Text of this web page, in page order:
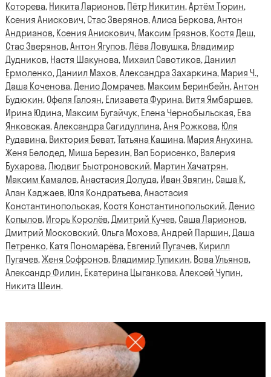
Которева, Никита Ларионов, Пётр Никитин,Артём Тюрин,
Ксения Анискович, Стас Зверянов,Алиса Беркова,Антон
Андрианов, Ксения Анискович, Максим Грязнов, Костя Деш,
Стас Зверянов,Антон Ягупов,Лёва Ловушка, Владимир
Дудников, Настя Шакунова, Михаил Савотиков,Даниил
Ермоленко,Даниил Махов,Александра Захаркина, Мария Ч.,
Даша Коченова,Денис Домрачев, Максим Беринбейн,Антон
Будюкин, Офеля Галоян, Елизавета Фурина, Витя Ямбаршев,
Ирина Юдина, Максим Бугайчук, Елена Чернобыльская, Ева
Янковская,Александра Сагидуллина,Аня Рожкова, Юля
Рудавина, Виктория Беват,Татьяна Кашина, Мария Анухина,
Женя Белодед, Миша Березин, Вэл Борисенко, Валерия
Бухарова,Людвиг Быстроновский, Мартин Хачатрян,
Максим Камалов,Анастасия Долуда, Иван Звягин, Саша К,
Алан Каджаев, Юля Кондратьева,Анастасия
Константинопольская, Костя Константинопольский,Денис
Копылов, Игорь Королёв,Дмитрий Кучев, Саша Ларионов,
Дмитрий Московский, Ольга Мохова,Андрей Паршин,Даша
Петренко, Катя Пономарёва, Евгений Пугачев, Кирилл
Пугачев,Женя Софронов, Владимир Тупикин, Вова Ульянов,
Александр Филин, Екатерина Цыганкова,Алексей Чупин,
Никита Шеин.